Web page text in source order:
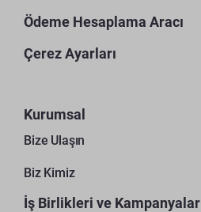
Ödeme Hesaplama Aracı
Çerez Ayarları
Kurumsal
Bize Ulaşın
Biz Kimiz
İş Birlikleri ve Kampanyalar